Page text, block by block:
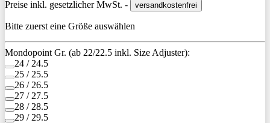
Preise inkl. gesetzlicher MwSt. - versandkostenfrei
Bitte zuerst eine Größe auswählen
Mondopoint Gr. (ab 22/22.5 inkl. Size Adjuster):
24 / 24.5
25 / 25.5
26 / 26.5
27 / 27.5
28 / 28.5
29 / 29.5